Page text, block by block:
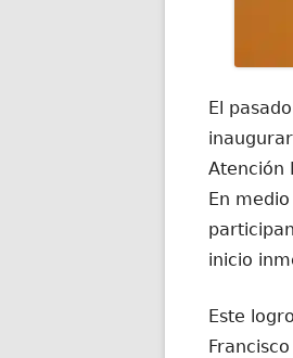
El
Atención
En
inicio
Este